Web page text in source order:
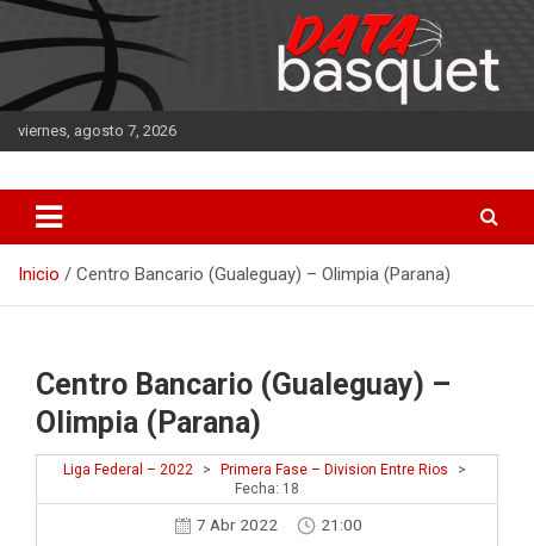
Saltar
al
contenido
viernes, agosto 7, 2026
DATA Basquet
Inicio Centro Bancario (Gualeguay) – Olimpia (Parana)
Centro Bancario (Gualeguay) –
Olimpia (Parana)
Liga Federal – 2022 > Primera Fase – Division Entre Rios
>
Fecha: 18
7 Abr 2022 21:00